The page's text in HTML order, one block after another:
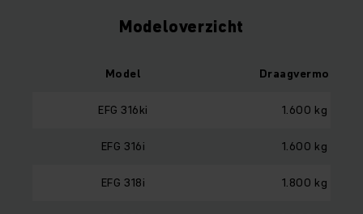
Modeloverzicht
Model Draagvermogen
EFG 316ki 1.600 kg
EFG 316i 1.600 kg
EFG 318i 1.800 kg